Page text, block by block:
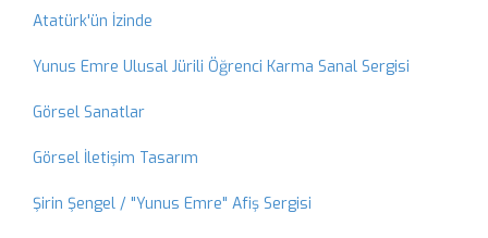
Atatürk'ün İzinde
Yunus Emre Ulusal Jürili Öğrenci Karma Sanal Sergisi
Görsel Sanatlar
Görsel İletişim Tasarım
Şirin Şengel / "Yunus Emre" Afiş Sergisi